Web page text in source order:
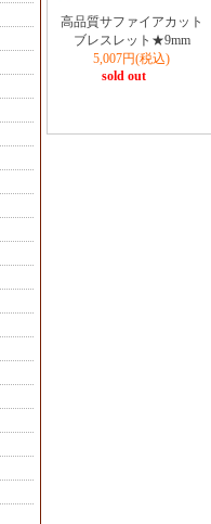
高品質サファイアカット
ブレスレット★9mm
5,007円(税込)
sold out